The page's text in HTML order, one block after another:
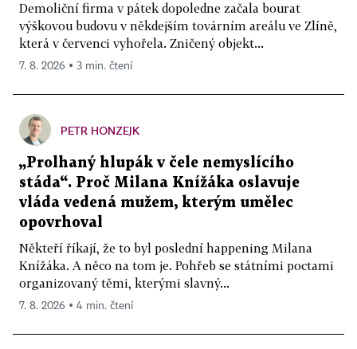
Demoliční firma v pátek dopoledne začala bourat
výškovou budovu v někdejším továrním areálu ve Zlíně,
která v červenci vyhořela. Zničený objekt...
7. 8. 2026 ▪ 3 min. čtení
PETR HONZEJK
„Prolhaný hlupák v čele nemyslícího
stáda“. Proč Milana Knížáka oslavuje
vláda vedená mužem, kterým umělec
opovrhoval
Někteří říkají, že to byl poslední happening Milana
Knížáka. A něco na tom je. Pohřeb se státními poctami
organizovaný těmi, kterými slavný...
7. 8. 2026 ▪ 4 min. čtení